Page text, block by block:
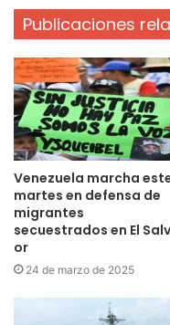
Publicaciones
Venezuela marcha
martes en defensa de
migrantes
secuestrados en El
or
24 de marzo de 2025